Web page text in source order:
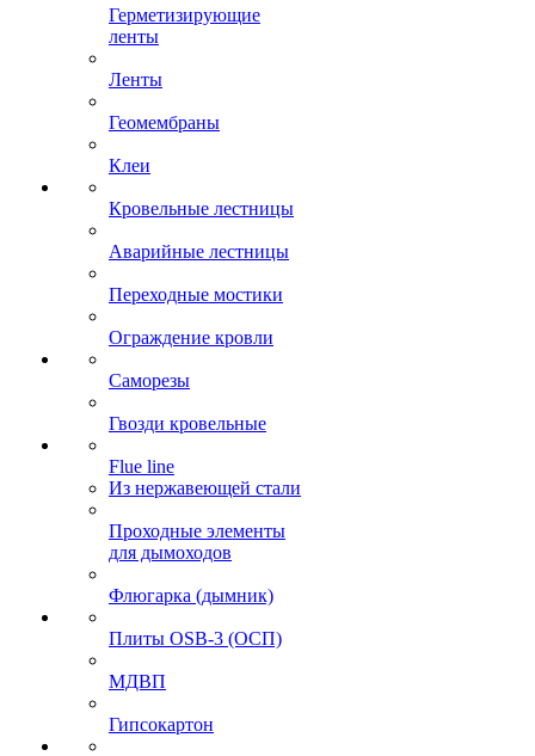
Герметизирующие
ленты
Ленты
Геомембраны
Клеи
Кровельные лестницы
Аварийные лестницы
Переходные мостики
Ограждение кровли
Саморезы
Гвозди кровельные
Flue line
Из нержавеющей стали
Проходные элементы
для дымоходов
Флюгарка (дымник)
Плиты OSB-3 (ОСП)
МДВП
Гипсокартон